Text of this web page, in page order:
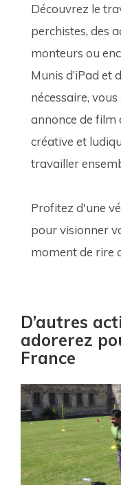
Découvrez le
perchistes, des
monteurs ou
Munis d’iPad et
nécessaire,
annonce de film
créative et
travailler
Profitez d'une
pour visionner
moment de rire
D’autres
adorerez
France